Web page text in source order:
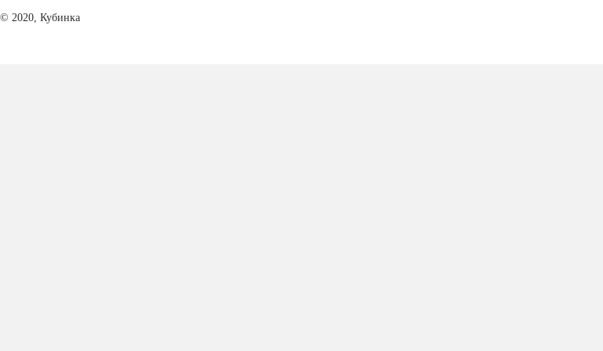
© 2020, Кубинка